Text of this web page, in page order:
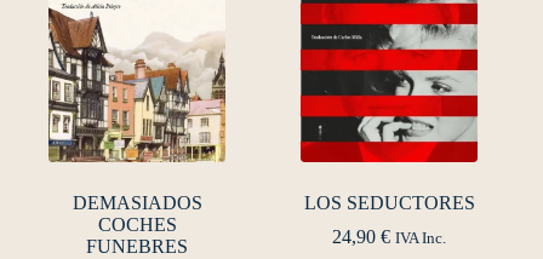
DEMASIADOS
COCHES
FUNEBRES
LOS SEDUCTORES
24,90€ IVA Inc.